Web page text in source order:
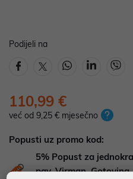
Podijeli na
110,99 €
već od 9,25 € mjesečno
Popusti uz promo kod:
5% Popust za
pay, Virman,